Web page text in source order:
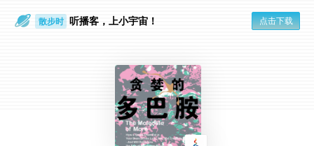
散步时
通勤路上
听播客，上小宇宙！ 点击下载